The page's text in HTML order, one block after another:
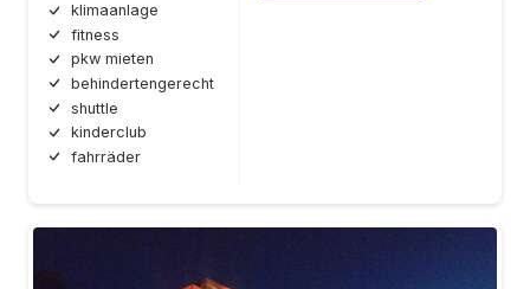
klimaanlage
fitness
pkw mieten
behindertengerecht
shuttle
kinderclub
fahrräder